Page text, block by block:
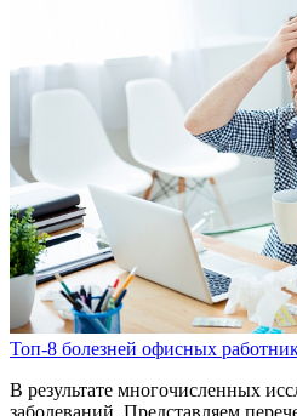
Топ-8 болезней офисных
В результате многочисленных